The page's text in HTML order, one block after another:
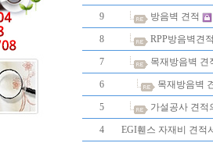
9 방음벽 견적
8 RPP방음벽견
7 목재방음벽 견
6 목재방음벽
5 가설공사 견적
4 EGI휀스 자재비 견적